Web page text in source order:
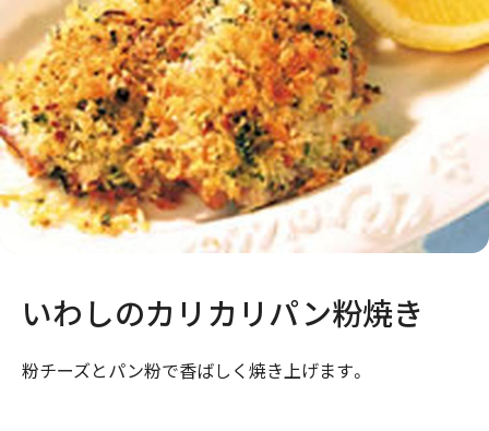
いわしのカリカリパン粉焼き
粉チーズとパン粉で香ばしく焼き上げます。